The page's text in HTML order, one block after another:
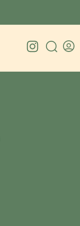
Instagram
Search
Go